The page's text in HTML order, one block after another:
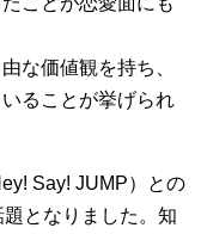
な価値観を持ち、
ることが挙げられ
Say! JUMP）との
となりました。知